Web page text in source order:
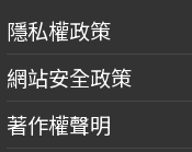
隱私權政策
網站安全政策
著作權聲明